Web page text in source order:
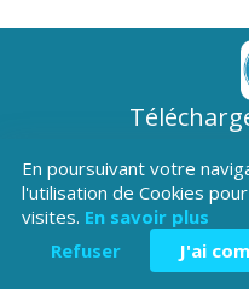
En poursuivant votre
l'utilisation de Cookies
visites. En savoir plus
Refuser
J'ai